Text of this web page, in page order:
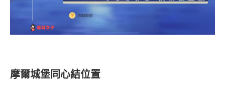
摩爾城堡同心結位置